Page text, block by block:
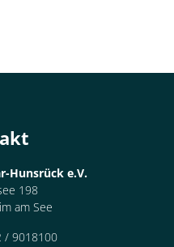
Hunsrück e.V.
198
am See
/ 9018100